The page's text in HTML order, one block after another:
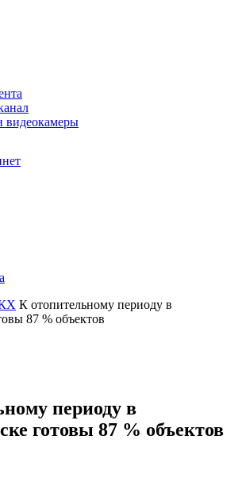
видеокамеры
К отопительному периоду в
87 % объектов
периоду в
готовы 87 % объектов